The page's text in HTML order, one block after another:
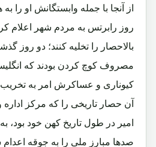
از آنجا با جمله وابستگانش او را به
روز رابرتس به مردم شهر اعلام
بالاحصار را تخلیه کنند؛ دو روز
مصروف کوچ کردن بودند که
کیوناری و عساکرش امر به تخریب
آن حصار تاریخی را که مرکز
امیر در طول تاریخ کهن خود بود،
صدها مبارز ملی را به جوقه اعدام